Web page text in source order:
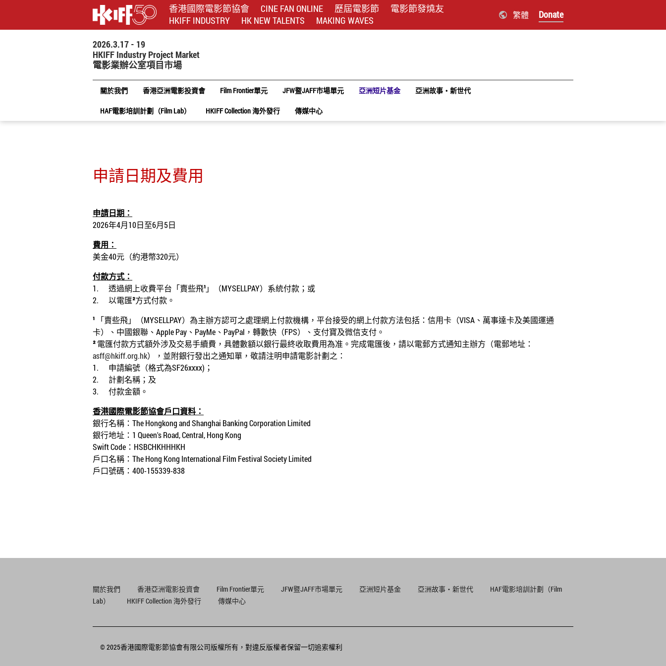
香港國際電影節協會 CINE FAN ONLINE 歷屆電影節
電影節發燒友
HKIFF INDUSTRY
HK NEW TALENTS MAKING WAVES 繁體 Donate
2026.3.17 - 19
HKIFF Industry Project Market
電影業辦公室項目市場
關於我們 香港亞洲電影投資會 Film Frontier單元 JFW暨JAFF市場單元 亞洲短片基金 亞洲故事‧新世代
HAF電影培訓計劃（Film Lab） HKIFF Collection 海外發行 傳媒中心
申請日期及費用
申請日期：
2026年4月10日至6月5日
費用：
美金40元（約港幣320元）
付款方式：
1.
透過網上收費平台「賣些飛¹」（MYSELLPAY）系統付款；或
2.
以電匯²方式付款。
¹
「賣些飛」（MYSELLPAY）為主辦方認可之處理網上付款機構，平台接受的網上付款方法包括：信用卡（VISA 、萬事達卡及美國運通
卡）、中國銀聯、 Apple Pay 、 PayMe 、 PayPal ，轉數快（FPS）、支付寶及微信支付。
²電匯付款方式額外涉及交易手續費，具體數額以銀行最終收取費用為准。完成電匯後，請以電郵方式通知主辦方（電郵地址：
asff@hkiff.org.hk），並附銀行發出之通知單，敬請注明申請電影計劃之：
1.
申請編號（格式為SF26xxxx) ；
2.
計劃名稱；及
3.
付款金額。
香港國際電影節協會戶口資料：
銀行名稱： The Hongkong and Shanghai Banking Corporation Limited
銀行地址： 1 Queen's Road, Central, Hong Kong
Swift Code ： HSBCHKHHHKH
戶口名稱： The Hong Kong International Film Festival Society Limited
戶口號碼： 400-155339-838
關於我們 香港亞洲電影投資會 Film Frontier單元 JFW暨JAFF市場單元 亞洲短片基金 亞洲故事‧新世代
HAF電影培訓計劃（Film
Lab）
HKIFF Collection 海外發行 傳媒中心
© 2025香港國際電影節協會有限公司版權所有，對違反版權者保留一切追索權利